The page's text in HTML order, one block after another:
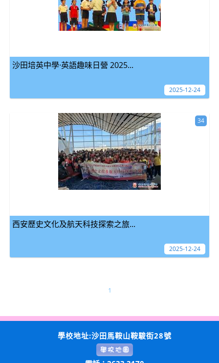
沙田培英中學·英語趣味日營 2025...
2025-12-24
西安歷史文化及航天科技探索之旅...
34
2025-12-24
1
學校地址:沙田馬鞍山鞍駿街28號